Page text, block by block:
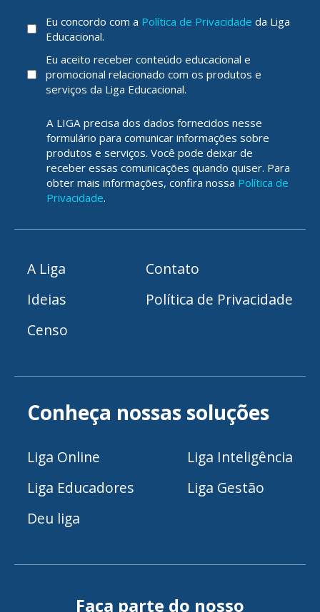
Eu concordo com a Política de Privacidade da Liga
Educacional.
Eu aceito receber conteúdo educacional e
promocional relacionado com os produtos e
serviços da Liga Educacional.
A LIGA precisa dos dados fornecidos nesse
formulário para comunicar informações sobre
produtos e serviços. Você pode deixar de
receber essas comunicações quando quiser. Para
obter mais informações, confira nossa Política de
Privacidade.
A Liga
Ideias
Censo
Contato
Política de Privacidade
Conheça nossas soluções
Liga Online
Liga Educadores
Deu liga
Liga Inteligência
Liga Gestão
Faça parte do nosso